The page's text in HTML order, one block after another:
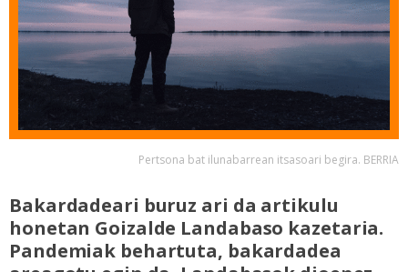
Pertsona bat ilunabarrean itsasoari begira. BERRIA
Bakardadeari buruz ari da artikulu
honetan Goizalde Landabaso kazetaria.
Pandemiak behartuta, bakardadea